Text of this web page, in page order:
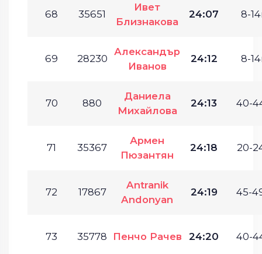
68 35651
Ивет
Близнакова
24:07 8-
69 28230
Александър
Иванов
24:12 8-
70 880
Даниела
Михайлова
24:13 40-
71 35367
Армен
Пюзантян
24:18 20-
72 17867
Antranik
Andonyan
24:19 45-
73 35778 Пенчо Рачев 24:20 40-